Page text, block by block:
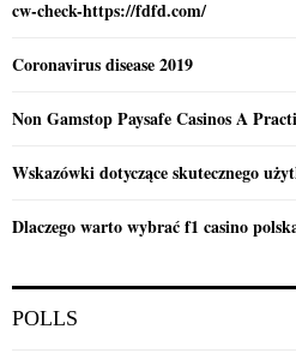
cw-check-https://fdfd.com/
Coronavirus disease 2019
Non Gamstop Paysafe Casinos A
Wskazówki dotyczące skutecznego
Dlaczego warto wybrać f1 casino
POLLS